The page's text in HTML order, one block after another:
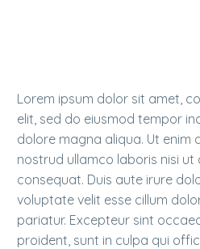
Lorem ipsum dolor sit amet,
elit, sed do eiusmod tempor
dolore magna aliqua. Ut enim
nostrud ullamco laboris nisi
consequat. Duis aute irure
voluptate velit esse cillum
pariatur. Excepteur sint
proident, sunt in culpa qui